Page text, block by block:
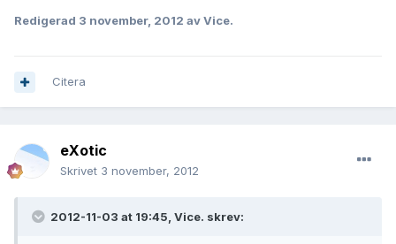
Redigerad 3 november, 2012 av Vice.
Citera
eXotic
Skrivet 3 november, 2012
2012-11-03 at 19:45, Vice. skrev: